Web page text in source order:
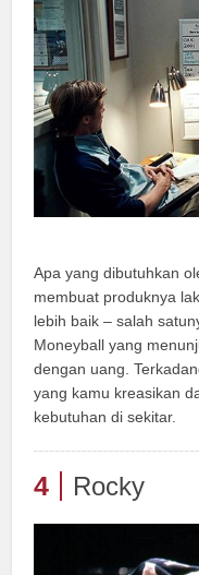
Apa yang dibutuhkan
membuat produknya
lebih baik – salah
Moneyball yang
dengan uang.
yang kamu kreasikan
kebutuhan di sekitar.
4 Rocky